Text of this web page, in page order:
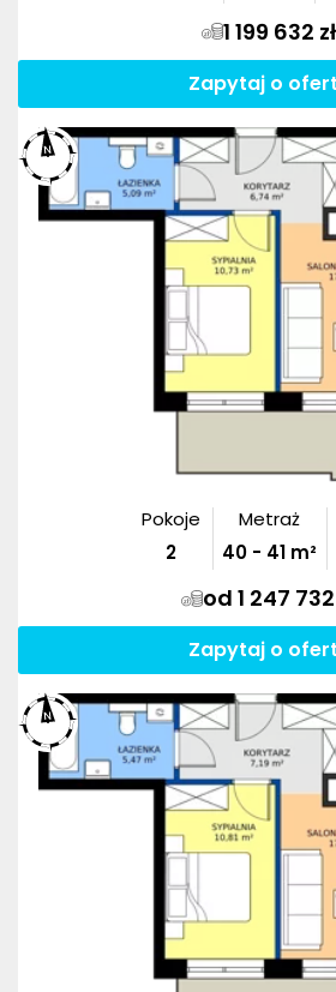
1 199 632 zł
Zapytaj o
Pokoje
2
Metraż
40- 41m²
od 1 247 732
Zapytaj o